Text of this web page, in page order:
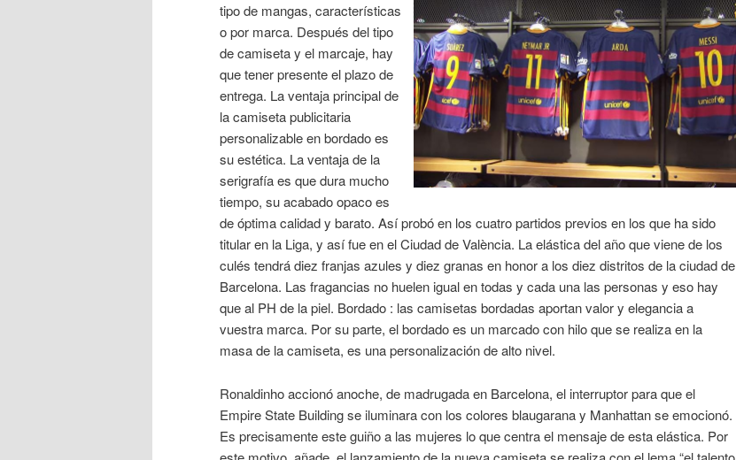
tipo de mangas, características
o por marca. Después del tipo
de camiseta y el marcaje, hay
que tener presente el plazo de
entrega. La ventaja principal de
la camiseta publicitaria
personalizable en bordado es
su estética. La ventaja de la
serigrafía es que dura mucho
tiempo, su acabado opaco es
de óptima calidad y barato. Así probó en los cuatro partidos previos en los que ha sido
titular en la Liga, y así fue en el Ciudad de València. La elástica del año que viene de los
culés tendrá diez franjas azules y diez granas en honor a los diez distritos de la ciudad de
Barcelona. Las fragancias no huelen igual en todas y cada una las personas y eso hay
que al PH de la piel. Bordado : las camisetas bordadas aportan valor y elegancia a
vuestra marca. Por su parte, el bordado es un marcado con hilo que se realiza en la
masa de la camiseta, es una personalización de alto nivel.
Ronaldinho accionó anoche, de madrugada en Barcelona, el interruptor para que el
Empire State Building se iluminara con los colores blaugarana y Manhattan se emocionó.
Es precisamente este guiño a las mujeres lo que centra el mensaje de esta elástica. Por